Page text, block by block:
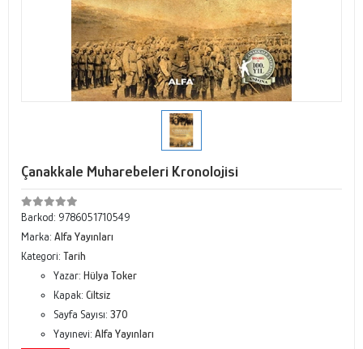
Çanakkale Muharebeleri Kronolojisi
Barkod: 9786051710549
Marka: Alfa Yayınları
Kategori: Tarih
Yazar: Hülya Toker
Kapak: Ciltsiz
Sayfa Sayısı: 370
Yayınevi: Alfa Yayınları